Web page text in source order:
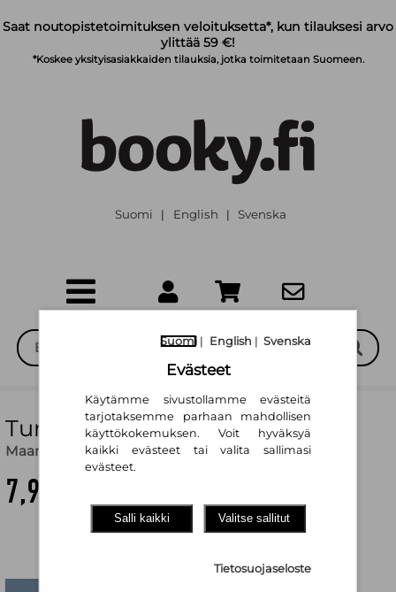
Saat noutopistetoimituksen veloituksetta*, kun tilauksesi arvo
ylittää 59 €!
*Koskee yksityisasiakkaiden tilauksia, jotka toimitetaan Suomeen.
Suomi | English | Svenska
Tunne hyvä suhde
Maaret Kallio
7,90 €
Suomi | English | Svenska
Evästeet
Käytämme sivustollamme evästeitä
tarjotaksemme parhaan mahdollisen
käyttökokemuksen. Voit hyväksyä
kaikki evästeet tai valita sallimasi
evästeet.
Salli kaikki Valitse sallitut
Tietosuojaseloste